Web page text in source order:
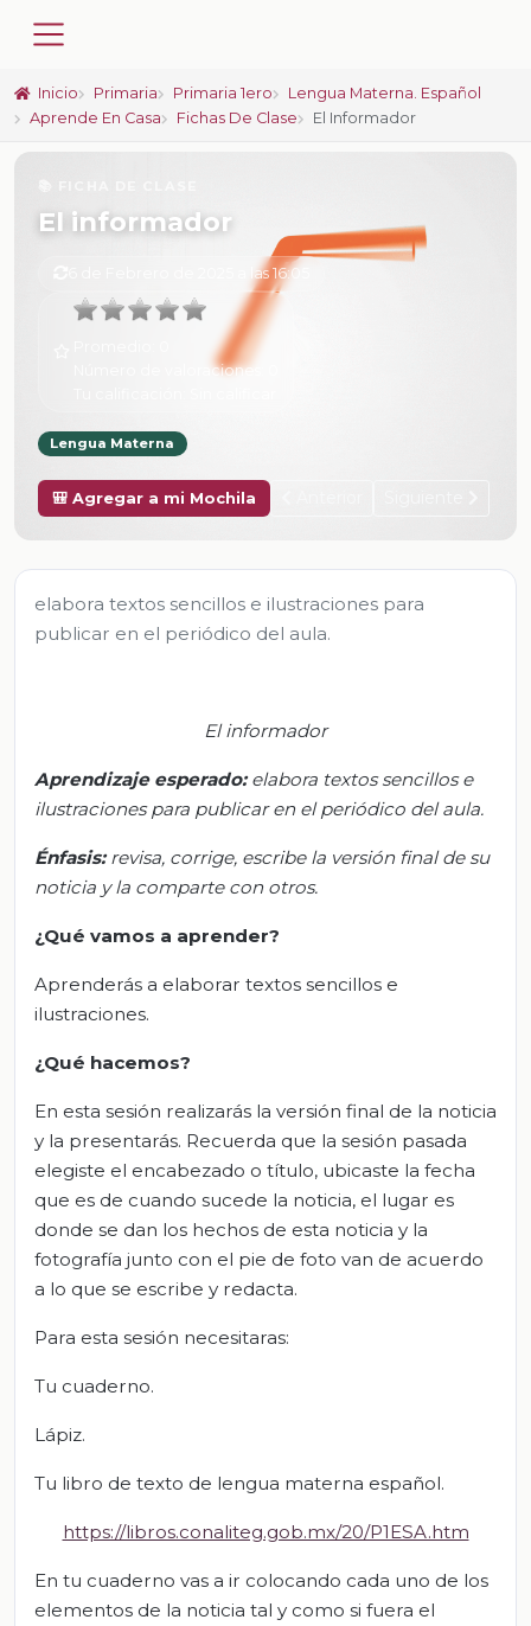
Inicio Primaria Primaria 1ero
Lengua Materna. Español
Aprende En Casa
Fichas De Clase El Informador
El informador
6 de Febrero de 2025 a las 16:05
Número de valoraciones:
Lengua Materna
🎒 Agregar a mi Mochila
elabora textos sencillos e ilustraciones para
publicar en el periódico del aula.
El informador
Aprendizaje esperado:elabora textos sencillos e
ilustraciones para publicar en el periódico del aula.
Énfasis:revisa, corrige, escribe la versión final de su
noticia y la comparte con otros.
¿Qué vamos a aprender?
Aprenderás a elaborar textos sencillos e
ilustraciones.
¿Qué hacemos?
En esta sesión realizarás la versión final de la noticia
y la presentarás. Recuerda que la sesión pasada
elegiste el encabezado o título, ubicaste la fecha
que es de cuando sucede la noticia, el lugar es
donde se dan los hechos de esta noticia y la
fotografía junto con el pie de foto van de acuerdo
a lo que se escribe y redacta.
Para esta sesión necesitaras:
Tu cuaderno.
Lápiz.
Tu libro de texto de lengua materna español.
https://libros.conaliteg.gob.mx/20/P1ESA.htm
En tu cuaderno vas a ir colocando cada uno de los
elementos de la noticia tal y como si fuera el